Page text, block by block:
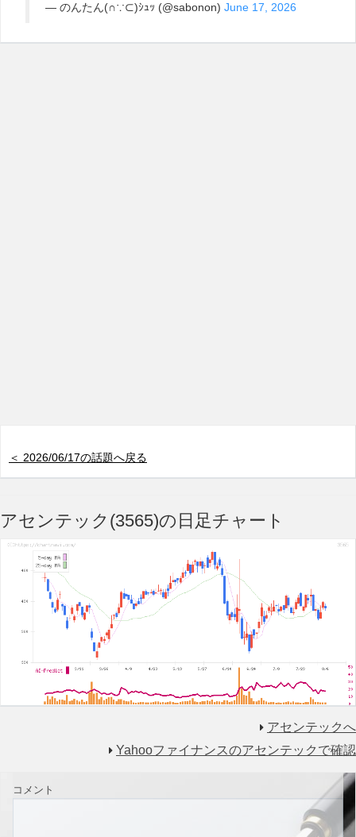
— のんたん(∩∵⊂)ｼｭｯ (@sabonon) June 17, 2026
＜ 2026/06/17の話題へ戻る
アセンテック(3565)の日足チャート
アセンテックへ
Yahooファイナンスのアセンテックで確認
コメント